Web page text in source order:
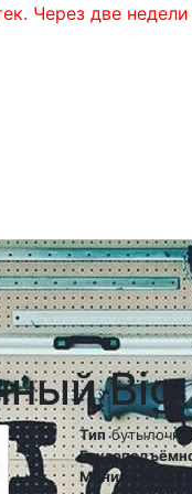
Через две
Big
Тип
Минимальная